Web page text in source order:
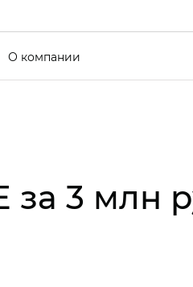
О компании
за 3 млн